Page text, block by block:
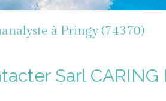
à Pringy (74370)
Sarl